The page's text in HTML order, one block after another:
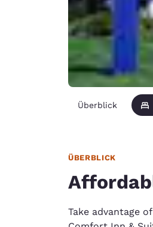
Überblick
ÜBERBLICK
Take advantage